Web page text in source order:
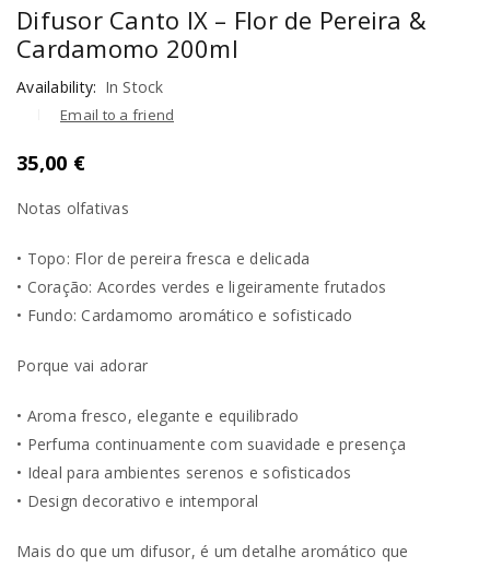
Difusor Canto IX – Flor de Pereira &
Cardamomo 200ml
Availability: In Stock
Email to a friend
35,00 €
Notas olfativas
• Topo: Flor de pereira fresca e delicada
• Coração: Acordes verdes e ligeiramente frutados
• Fundo: Cardamomo aromático e sofisticado
Porque vai adorar
• Aroma fresco, elegante e equilibrado
• Perfuma continuamente com suavidade e presença
• Ideal para ambientes serenos e sofisticados
• Design decorativo e intemporal
Mais do que um difusor, é um detalhe aromático que